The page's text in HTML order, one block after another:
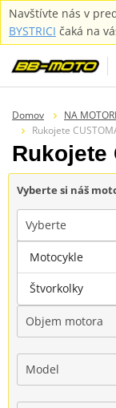
Navštívte nás v
BYSTRICI čaká na
Domov NA
Rukojete
Rukojete
Vyberte si náš
Vyberte
Značka
Objem motora
Model
Motocykle
Štvorkolky